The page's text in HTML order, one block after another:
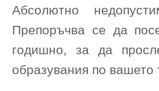
Абсолютно
Препоръчва се да
годишно, за да
образувания по вашето